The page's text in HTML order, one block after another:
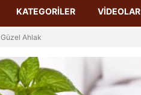
KATEGORİLER VİDEOLAR
Güzel Ahlak